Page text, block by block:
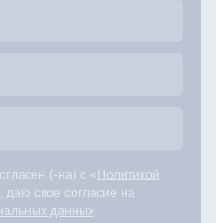
(-на) с «Политикой
даю свое согласие на
данных